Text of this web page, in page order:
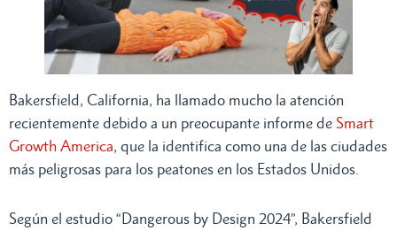
Bakersfield, California, ha llamado mucho la atención
recientemente debido a un preocupante informe de Smart
Growth America, que la identifica como una de las ciudades
más peligrosas para los peatones en los Estados Unidos.
Según el estudio “Dangerous by Design 2024”, Bakersfield